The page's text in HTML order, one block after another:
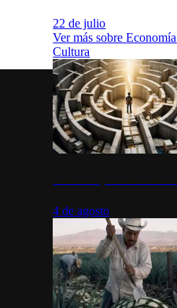
22 de julio
Ver más sobreEconomía
Cultura
4 de agosto